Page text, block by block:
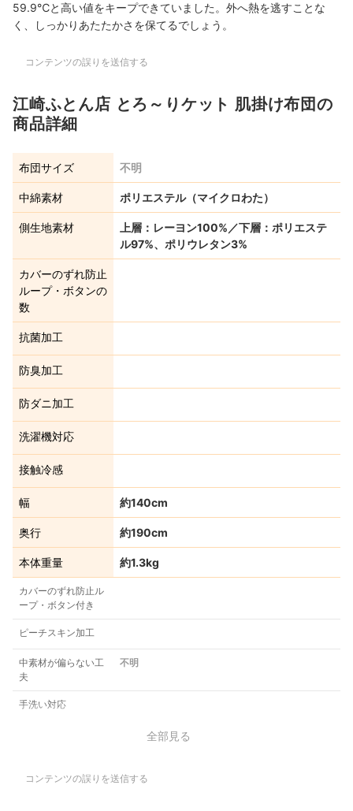
59.9℃と高い値をキープできていました。外へ熱を逃すことな
く、しっかりあたたかさを保てるでしょう。
コンテンツの誤りを送信する
江崎ふとん店 とろ～りケット 肌掛け布団の
商品詳細
布団サイズ 不明
中綿素材 ポリエステル（マイクロわた）
側生地素材
上層：レーヨン100%／下層：ポリエステ
ル97%、ポリウレタン3%
カバーのずれ防止
ループ・ボタンの
数
抗菌加工
防臭加工
防ダニ加工
洗濯機対応
接触冷感
幅 約140cm
奥行 約190cm
本体重量 約1.3kg
カバーのずれ防止ル
ープ・ボタン付き
ピーチスキン加工
中素材が偏らない工
夫
不明
手洗い対応
全部見る
コンテンツの誤りを送信する